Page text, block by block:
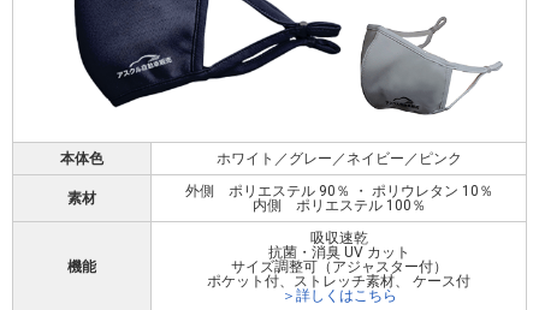
本体色 ホワイト／グレー／ネイビー／ピンク
素材
外側 ポリエステル 90％ ・ ポリウレタン 10％
内側 ポリエステル 100％
機能
吸収速乾
抗菌・消臭 UV カット
サイズ調整可（アジャスター付）
ポケット付、ストレッチ素材、 ケース付
＞詳しくはこちら